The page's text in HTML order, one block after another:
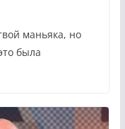
маньяка, но
была